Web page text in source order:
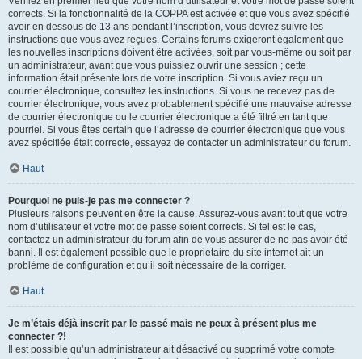
corrects. Si la fonctionnalité de la COPPA est activée et que vous avez spécifié
avoir en dessous de 13 ans pendant l’inscription, vous devrez suivre les
instructions que vous avez reçues. Certains forums exigeront également que
les nouvelles inscriptions doivent être activées, soit par vous-même ou soit par
un administrateur, avant que vous puissiez ouvrir une session ; cette
information était présente lors de votre inscription. Si vous aviez reçu un
courrier électronique, consultez les instructions. Si vous ne recevez pas de
courrier électronique, vous avez probablement spécifié une mauvaise adresse
de courrier électronique ou le courrier électronique a été filtré en tant que
pourriel. Si vous êtes certain que l’adresse de courrier électronique que vous
avez spécifiée était correcte, essayez de contacter un administrateur du forum.
Haut
Pourquoi ne puis-je pas me connecter ?
Plusieurs raisons peuvent en être la cause. Assurez-vous avant tout que votre
nom d’utilisateur et votre mot de passe soient corrects. Si tel est le cas,
contactez un administrateur du forum afin de vous assurer de ne pas avoir été
banni. Il est également possible que le propriétaire du site internet ait un
problème de configuration et qu’il soit nécessaire de la corriger.
Haut
Je m’étais déjà inscrit par le passé mais ne peux à présent plus me
connecter ?!
Il est possible qu’un administrateur ait désactivé ou supprimé votre compte